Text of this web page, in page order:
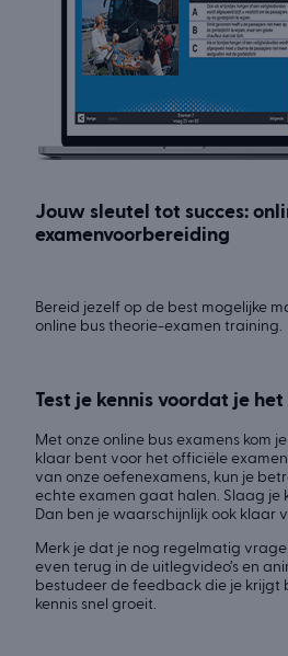
Jouw sleutel tot succes:
examenvoorbereiding
Bereid jezelf op de best mogelijke
online bus theorie-examen training.
Test je kennis voordat je
Met onze online bus examens kom
klaar bent voor het officiële
van onze oefenexamens, kun je
echte examen gaat halen. Slaag je
Dan ben je waarschijnlijk ook klaar
Merk je dat je nog regelmatig
even terug in de uitlegvideo’s en
bestudeer de feedback die je krijgt
kennis snel groeit.